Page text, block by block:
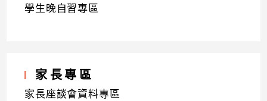
學生晚自習專區
家長專區
家長座談會資料專區